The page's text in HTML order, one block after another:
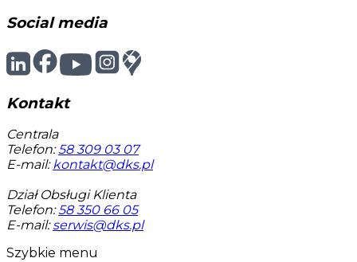
Social media
Kontakt
Centrala
Telefon: 58 309 03 07
E-mail: kontakt@dks.pl
Dział Obsługi Klienta
Telefon: 58 350 66 05
E-mail: serwis@dks.pl
Szybkie menu